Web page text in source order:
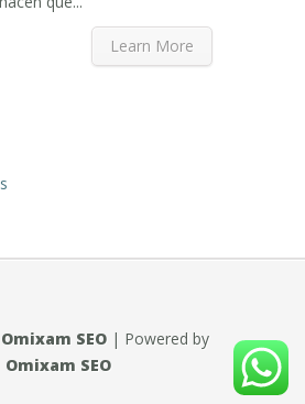
Learn More
Omixam SEO| Powered by
Omixam SEO